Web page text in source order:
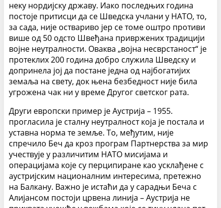
неку нордијску државу. Иако последњих година
постоје притисци да се Шведска учлани у НАТО, то,
за сада, није оствариво јер се томе оштро противи
више од 50 одсто Швеђана привржених традицији
војне неутралности. Оваква „војна несврстаност“ је
протеклих 200 година добро служила Шведску и
допринела јој да постане једна од најбогатијих
земаља на свету, док њена безбедност није била
угрожена чак ни у време Другог светског рата.
Други европски пример је Аустрија – 1955.
прогласила је сталну неутралност која је постала и
уставна норма те земље. То, међутим, није
спречило Беч да кроз програм Партнерства за мир
учествује у различитим НАТО мисијама и
операцијама које су перципиране као усклађене с
аустријским националним интересима, претежно
на Балкану. Важно је истаћи да у сарадњи Беча с
Алијансом постоји црвена линија – Аустрија не